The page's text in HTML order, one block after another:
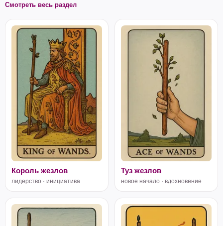
Смотреть весь раздел
Король жезлов
лидерство · инициатива
Туз жезлов
новое начало · вдохновение